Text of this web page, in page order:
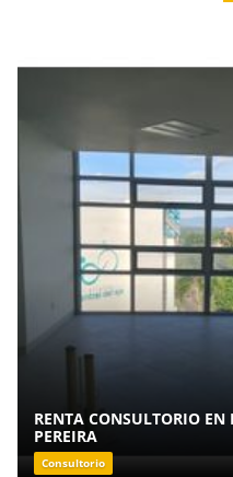
RENTA CONSULTORIO
PEREIRA
Consultorio